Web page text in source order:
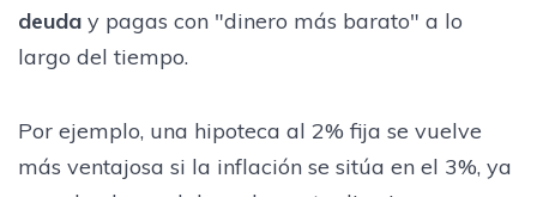
deuda y pagas con "dinero más barato" a lo
largo del tiempo.
Por ejemplo, una hipoteca al 2% fija se vuelve
más ventajosa si la inflación se sitúa en el 3%, ya